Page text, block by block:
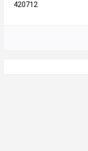
420712